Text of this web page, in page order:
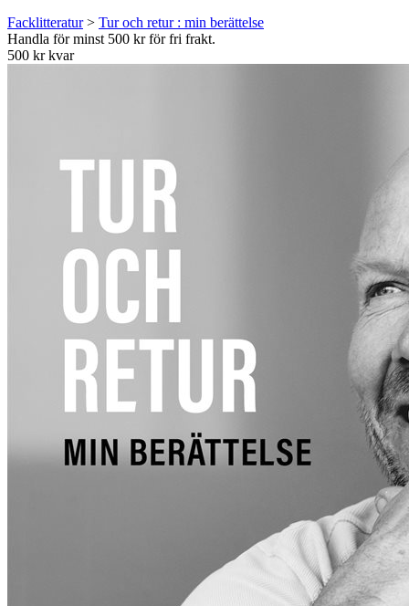
Facklitteratur> Tur och retur : min berättelse
Handla för minst 500 kr för fri frakt.
500 kr kvar